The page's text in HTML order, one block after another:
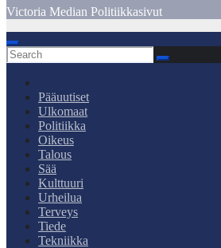
Victoria Median Politiikkasivut
Pääuutiset
Ulkomaat
Politiikka
Oikeus
Talous
Sää
Kulttuuri
Urheilua
Terveys
Tiede
Tekniikka